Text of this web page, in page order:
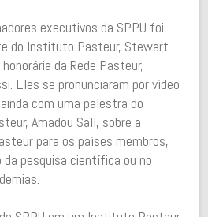
executivos da SPPU foi
do Instituto Pasteur, Stewart
da Rede Pasteur,
Eles se pronunciaram por vídeo
com uma palestra do
Amadou Sall, sobre a
para os países membros,
pesquisa científica ou no